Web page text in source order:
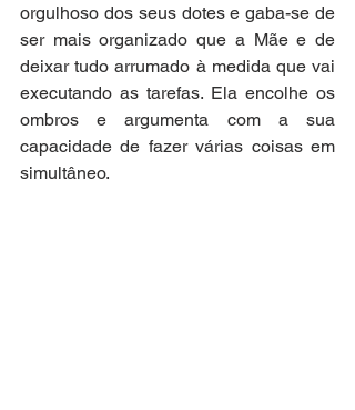
orgulhoso dos seus dotes e gaba-se de
ser mais organizado que a Mãe e de
deixar tudo arrumado à medida que vai
executando as tarefas. Ela encolhe os
ombros e argumenta com a sua
capacidade de fazer várias coisas em
simultâneo.